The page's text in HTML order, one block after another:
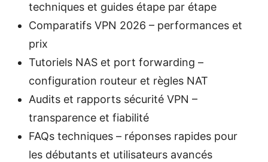
techniques et guides étape par étape
Comparatifs VPN 2026 – performances et
prix
Tutoriels NAS et port forwarding –
configuration routeur et règles NAT
Audits et rapports sécurité VPN –
transparence et fiabilité
FAQs techniques – réponses rapides pour
les débutants et utilisateurs avancés